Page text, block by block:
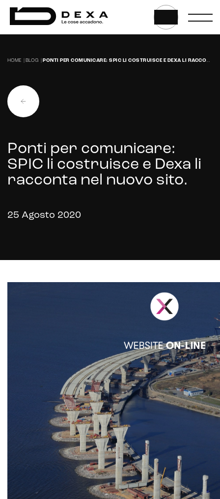
UX/UI Design
Marketplace for selling
E-commerce management
Marketplace integration
Payment gateway integration
Customer service management
HOME BLOG PONTI PER COMUNICARE: SPIC LI COSTRUISCE E DEXA LI RACCONTA NEL NUOVO SITO.
Ponti per comunicare:
SPIC li costruisce e Dexa li
racconta nel nuovo sito.
25 Agosto 2020